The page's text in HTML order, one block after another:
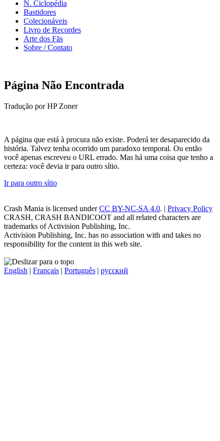
N. Ciclopédia
Bastidores
Colecionáveis
Livro de Recordes
Arte dos Fãs
Sobre / Contato
Página Não Encontrada
Tradução por HP Zoner
A página que está à procura não existe. Poderá ter desaparecido da
história. Talvez tenha ocorrido um paradoxo temporal. Ou então
você apenas escreveu o URL errado. Mas há uma coisa que tenho a
certeza: você devia ir para outro sítio.
Ir para outro sítio
Crash Mania is licensed underCC BY-NC-SA 4.0. | Privacy Policy
CRASH, CRASH BANDICOOT and all related characters are
trademarks of Activision Publishing, Inc.
Activision Publishing, Inc. has no association with and takes no
responsibility for the content in this web site.
English | Français | Português | русский